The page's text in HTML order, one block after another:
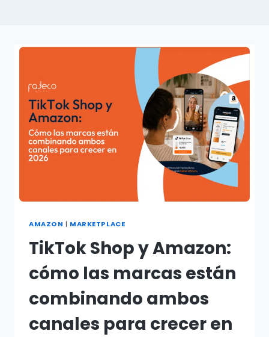
AMAZON | MARKETPLACE
TikTok Shop y Amazon:
cómo las marcas están
combinando ambos
canales para crecer en